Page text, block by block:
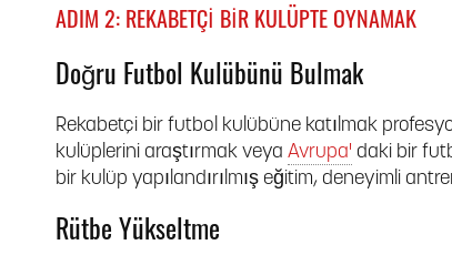
ADIM 2: REKABETÇI BIR KULÜPTE OYNAMAK
Doğru Futbol Kulübünü Bulmak
Rekabetçi bir futbol kulübüne katılmak
kulüplerini araştırmak veya Avrupa' daki bir
bir kulüp yapılandırılmış eğitim, deneyimli
Rütbe Yükseltme